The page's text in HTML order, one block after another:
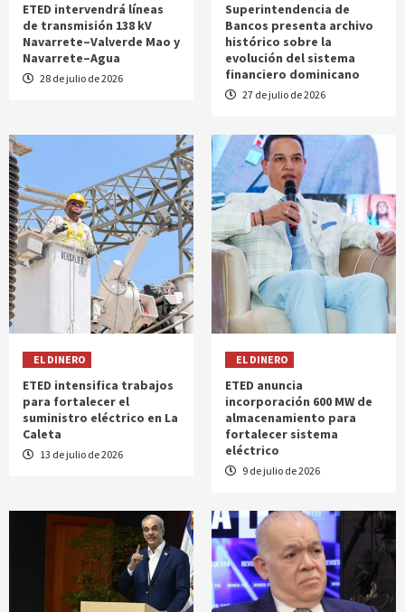
ETED intervendrá líneas
de transmisión 138 kV
Navarrete–Valverde Mao y
Navarrete–Agua
28 de julio de 2026
Superintendencia de
Bancos presenta archivo
histórico sobre la
evolución del sistema
financiero dominicano
27 de julio de 2026
EL DINERO
ETED intensifica trabajos
para fortalecer el
suministro eléctrico en La
Caleta
13 de julio de 2026
EL DINERO
ETED anuncia
incorporación 600 MW de
almacenamiento para
fortalecer sistema
eléctrico
9 de julio de 2026